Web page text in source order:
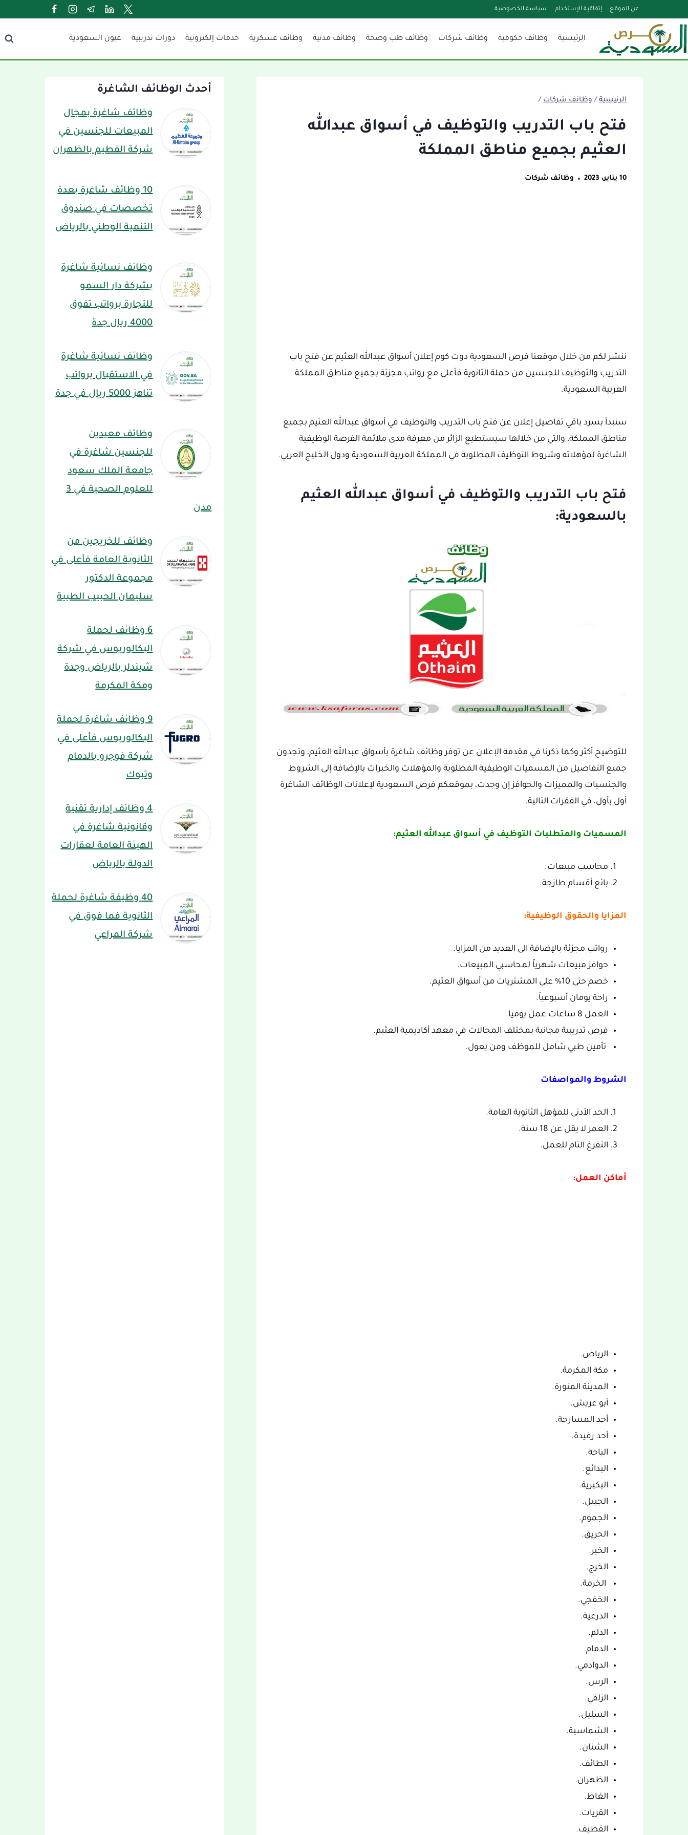
إلى
المحتوى
عن الموقع إتفاقية الإستخدام سياسة الخصوصية
الرئيسية وظائف حكومية وظائف شركات وظائف طب وصحة وظائف مدنية وظائف عسكرية خدمات إلكترونية دورات تدريبية عيون السعودية
الرئيسية / وظائف شركات /
فتح باب التدريب والتوظيف في أسواق عبدالله
العثيم بجميع مناطق المملكة
10 يناير، 2023 وظائف شركات
ننشر لكم من خلال موقعنا فرص السعودية دوت كوم إعلان أسواق عبدالله العثيم عن فتح باب
التدريب والتوظيف للجنسين من حملة الثانوية فأعلى مع رواتب مجزئة بجميع مناطق المملكة
العربية السعودية.
سنبدأ بسرد باقي تفاصيل إعلان عن فتح باب التدريب والتوظيف في أسواق عبدالله العثيم بجميع
مناطق المملكة، والتي من خلالها سيستطيع الزائر من معرفة مدى ملائمة الفرصة الوظيفية
الشاغرة لمؤهلاته وشروط التوظيف المطلوبة في المملكة العربية السعودية ودول الخليج العربي.
فتح باب التدريب والتوظيف في أسواق عبدالله العثيم
بالسعودية:
للتوضيح أكثر وكما ذكرنا في مقدمة الإعلان عن توفر وظائف شاغرة بأسواق عبدالله العثيم، وتجدون
جميع التفاصيل من المسميات الوظيفية المطلوبة والمؤهلات والخبرات بالإضافة إلى الشروط
والجنسيات والمميزات والحوافز إن وجدت، بموقعكم فرص السعودية لإعلانات الوظائف الشاغرة
أول بأول، في الفقرات التالية.
المسميات والمتطلبات التوظيف في أسواق عبدالله العثيم:
محاسب مبيعات.
بائع أقسام طازجة.
المزايا والحقوق الوظيفية:
رواتب مجزئة بالإضافة الى العديد من المزايا.
حوافز مبيعات شهرياً لمحاسبي المبيعات.
خصم حتى 10% على المشتريات من أسواق العثيم.
راحة يومان أسبوعياً.
العمل 8 ساعات عمل يوميا.
فرص تدريبية مجانية بمختلف المجالات في معهد أكاديمية العثيم.
تأمين طبي شامل للموظف ومن يعول.
الشروط والمواصفات
الحد الأدنى للمؤهل الثانوية العامة.
العمر لا يقل عن 18 سنة.
التفرغ التام للعمل.
أماكن العمل:
الرياض.
مكة المكرمة.
المدينة المنورة.
أبو عريش.
أحد المسارحة.
أحد رفيدة.
الباحة.
البدائع.
البكيرية.
الجبيل.
الجموم.
الحريق.
الخبر.
الخرج.
الخرمة.
الخفجي.
الدرعية.
الدلم.
الدمام.
الدوادمي.
الرس.
الزلفي.
السليل.
الشماسية.
الشنان.
الطائف.
الظهران.
الغاط.
القريات.
القطيف.
أحدث الوظائف الشاغرة
وظائف شاغرة بمجال
المبيعات للجنسين في
شركة الفطيم بالظهران
10 وظائف شاغرة بعدة
تخصصات في صندوق
التنمية الوطني بالرياض
وظائف نسائية شاغرة
بشركة دار السمو
للتجارة برواتب تفوق
4000 ريال جدة
وظائف نسائية شاغرة
في الاستقبال برواتب
تناهز 5000 ريال في جدة
وظائف معيدين
للجنسين شاغرة في
جامعة الملك سعود
للعلوم الصحية في 3
مدن
وظائف للخريجين من
الثانوية العامة فأعلى في
مجموعة الدكتور
سليمان الحبيب الطبية
6 وظائف لحملة
البكالوريوس في شركة
شيندلر بالرياض وجدة
ومكة المكرمة
9 وظائف شاغرة لحملة
البكالوريوس فأعلى في
شركة فوجرو بالدمام
وتبوك
4 وظائف إدارية تقنية
وقانونية شاغرة في
الهيئة العامة لعقارات
الدولة بالرياض
40 وظيفة شاغرة لحملة
الثانوية فما فوق في
شركة المراعي